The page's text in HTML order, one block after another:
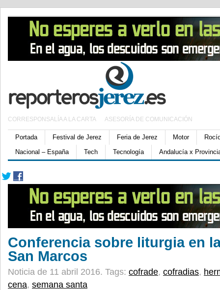
CORRESPONSALÍA A LA CARTA ASESORÍA DE COMUNICACIÓN
Portada Festival de Jerez Feria de Jerez Motor
Nacional – España
Tech Tecnología Andalucía x
Conferencia sobre liturgia en
San Marcos
Noticia de 11 abril 2016. Tags: cofrade, cofradias,
cena, semana santa